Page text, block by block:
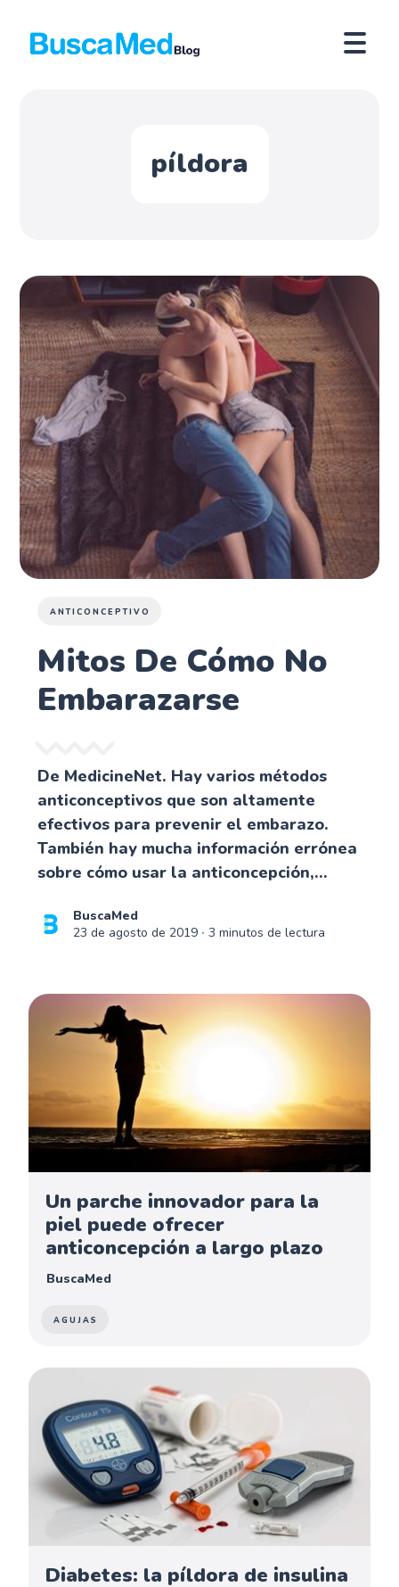
píldora
ANTICONCEPTIVO
Mitos De Cómo No
Embarazarse
De MedicineNet. Hay varios métodos
anticonceptivos que son altamente
efectivos para prevenir el embarazo.
También hay mucha información errónea
sobre cómo usar la anticoncepción,...
BuscaMed
23 de agosto de 2019 ∙ 3 minutos de lectura
Un parche innovador para la
piel puede ofrecer
anticoncepción a largo plazo
BuscaMed
AGUJAS
Diabetes: la píldora de insulina